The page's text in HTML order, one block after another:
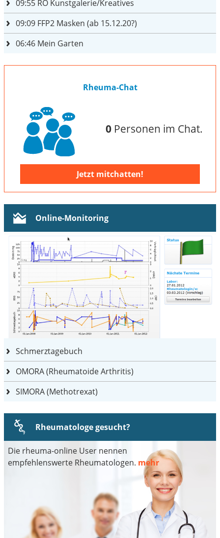
09:55 RO Kunstgalerie/Kreatives
09:09 FFP2 Masken (ab 15.12.20?)
06:46 Mein Garten
Rheuma-Chat
0Personen im Chat.
Jetzt mitchatten!
Online-Monitoring
Schmerztagebuch
OMORA (Rheumatoide Arthritis)
SIMORA (Methotrexat)
Rheumatologe gesucht?
Die rheuma-online User nennen
empfehlenswerte Rheumatologen. mehr